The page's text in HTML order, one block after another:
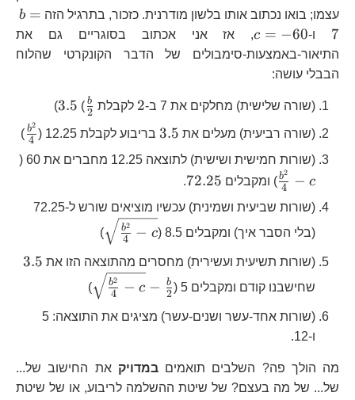
עצמו; בואו נכתוב אותו בלשון מודרנית. כזכור, בתרגיל הזה
b =
7 ו- c=-60 c = −60
, אז אני אכתוב בסוגריים גם את
התיאור-באמצעות-סימבולים של הדבר הקונקרטי שהלוח
הבבלי עושה:
(שורה שלישית) מחלקים את 7 ב-
2
2 לקבלת 3.5
3.5 (
\frac{b}
2
b
)
(שורה רביעית) מעלים את3.5
3.5 בריבוע לקבלת 12.25 ( 4
b2
)
(שורות חמישית ושישית) לתוצאה 12.25 מחברים את 60 (
4
b2 − c ) ומקבלים 72.25
.
(שורות שביעית ושמינית) עכשיו מוציאים שורש ל-72.25
(בלי הסבר איך) ומקבלים 8.5 (
4
b2 − c
)
(שורות תשיעית ועשירית) מחסרים מהתוצאה הזו את3.5
3.5
שחישבנו קודם ומקבלים 5 (
{4}-c}-
4
b2 − c − 2
b
)
(שורות אחד-עשר ושנים-עשר) מציגים את התוצאה: 5
ו-12.
מה הולך פה? השלבים תואמיםבמדויק את החישוב של...
של... של מה בעצם? של שיטת ההשלמה לריבוע, או של שיטת